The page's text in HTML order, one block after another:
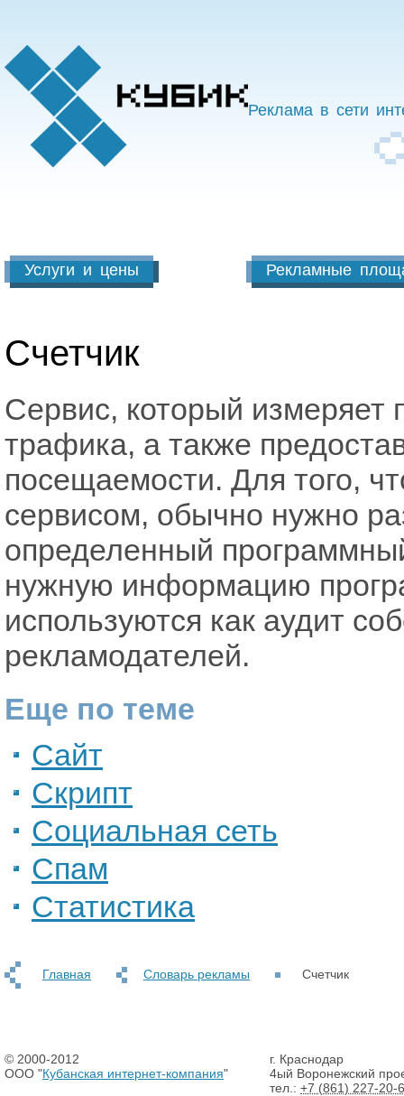
Реклама в сети
Услуги и цены Рекламные
Счетчик
Сервис, который измеряет
трафика, а также
посещаемости. Для того,
сервисом, обычно нужно
определенный
нужную информацию
используются как аудит
рекламодателей.
Еще по теме
Сайт
Скрипт
Социальная сеть
Спам
Статистика
Главная Словарь рекламы Счетчик
© 2000-2012
ООО "Кубанская интернет-компания"
г. Краснодар
4ый Воронежский
тел.: +7 (861) 227-20-